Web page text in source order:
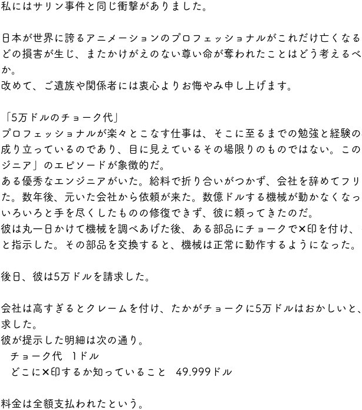
私にはサリン事件と同じ衝撃がありました。
日本が世界に誇るアニメーションのプロフェッショナルがこれだけ亡くな
どの損害が生じ、またかけがえのない尊い命が奪われたことはどう考える
か。
改めて、ご遺族や関係者には衷心よりお悔やみ申し上げます。
「5万ドルのチョーク代」
プロフェッショナルが楽々とこなす仕事は、そこに至るまでの勉強と経験
成り立っているのであり、目に見えているその場限りのものではない。こ
ジニア」のエピソードが象徴的だ。
ある優秀なエンジニアがいた。給料で折り合いがつかず、会社を辞めてフ
た。数年後、元いた会社から依頼が来た。数億ドルする機械が動かなくなっ
いろいろと手を尽くしたものの修復できず、彼に頼ってきたのだ。
彼は丸一日かけて機械を調べあげた後、ある部品にチョークで‪✕‬印を付け、
と指示した。その部品を交換すると、機械は正常に動作するようになった。
後日、彼は5万ドルを請求した。
会社は高すぎるとクレームを付け、たかがチョークに5万ドルはおかしいと
求した。
彼が提示した明細は次の通り。
   チョーク代   1ドル
   どこに‪✕‬印するか知っていること   49.999ドル
料金は全額支払われたという。